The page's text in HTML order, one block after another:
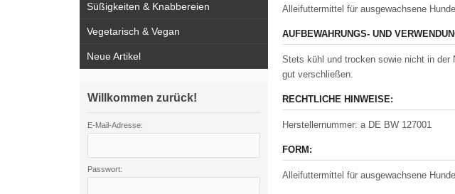
Alleifuttermittel für ausgewachsene
AUFBEWAHRUNGS- UND
Stets kühl und trocken sowie nicht in der
gut verschließen.
RECHTLICHE HINWEISE:
Herstellernummer: a DE BW 127001
FORM:
Alleifuttermittel für ausgewachsene
Süßigkeiten & Knabbereien
Vegetarisch & Vegan
Neue Artikel
Willkommen zurück!
E-Mail-Adresse:
Passwort: